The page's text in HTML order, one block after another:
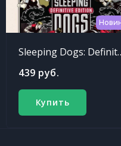
Sleeping
439 руб.
Купить